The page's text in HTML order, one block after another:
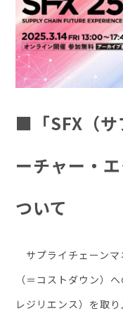
■「SFX（サ
ーチャー・
ついて
サプライチェーンマ
（＝コストダウン）
レジリエンス）を取